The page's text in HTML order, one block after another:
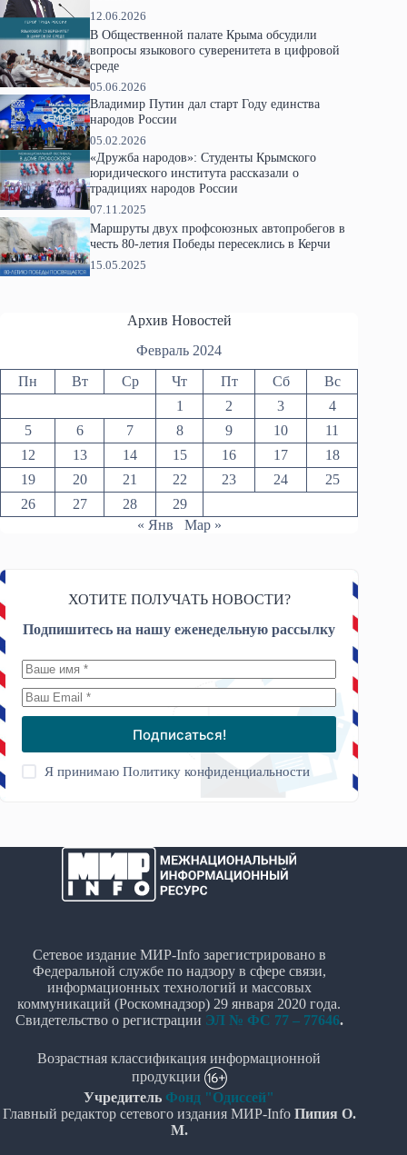
12.06.2026
В Общественной палате Крыма обсудили
вопросы языкового суверенитета в цифровой
среде
05.06.2026
Владимир Путин дал старт Году единства
народов России
05.02.2026
«Дружба народов»: Студенты Крымского
юридического института рассказали о
традициях народов России
07.11.2025
Маршруты двух профсоюзных автопробегов в
честь 80-летия Победы пересеклись в Керчи
15.05.2025
Архив Новостей
Февраль 2024
Пн Вт Ср Чт Пт Сб
Вс
1
2 3
4
5
6 7 8 9 10
11
12
13 14 15 16 17
18
19
20 21 22 23 24
25
26
27 28
29
« Янв
Мар »
ХОТИТЕ ПОЛУЧАТЬ НОВОСТИ?
Подпишитесь на нашу еженедельную рассылку
Подписаться!
Я принимаюПолитику конфиденциальности
Сетевое издание МИР-Info зарегистрировано в
Федеральной службе по надзору в сфере связи,
информационных технологий и массовых
коммуникаций (Роскомнадзор) 29 января 2020 года.
Свидетельство о регистрации ЭЛ № ФС 77 – 77646.
Возрастная классификация информационной
продукции
Учредитель Фонд "Одиссей"
Главный редактор сетевого издания МИР-Info Пипия О.
М.